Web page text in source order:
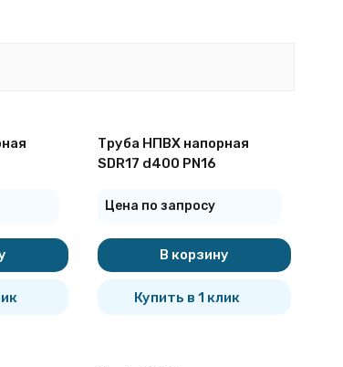
Труба НПВХ напорная
SDR17 d400 PN16
Цена по запросу
В корзину
Купить в 1 клик